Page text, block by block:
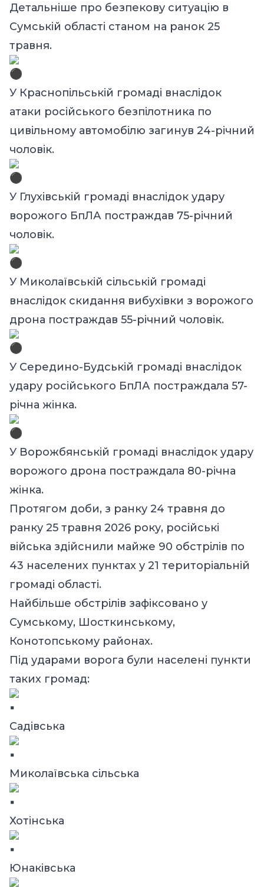
Детальніше про безпекову ситуацію в
Сумській області станом на ранок 25
травня.
У Краснопільській громаді внаслідок
атаки російського безпілотника по
цивільному автомобілю загинув 24-річний
чоловік.
У Глухівській громаді внаслідок удару
ворожого БпЛА постраждав 75-річний
чоловік.
У Миколаївській сільській громаді
внаслідок скидання вибухівки з ворожого
дрона постраждав 55-річний чоловік.
У Середино-Будській громаді внаслідок
удару російського БпЛА постраждала 57-
річна жінка.
У Ворожбянській громаді внаслідок удару
ворожого дрона постраждала 80-річна
жінка.
Протягом доби, з ранку 24 травня до
ранку 25 травня 2026 року, російські
війська здійснили майже 90 обстрілів по
43 населених пунктах у 21 територіальній
громаді області.
Найбільше обстрілів зафіксовано у
Сумському, Шосткинському,
Конотопському районах.
Під ударами ворога були населені пункти
таких громад:
Садівська
Миколаївська сільська
Хотінська
Юнаківська